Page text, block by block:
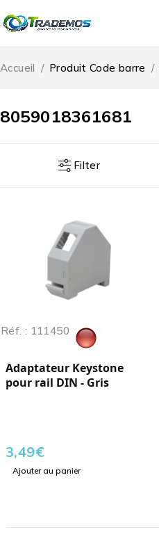
8059018361681
Accueil / Produit Code barre /
Filter
Réf. : 111450
Adaptateur Keystone
pour rail DIN - Gris
3,49€
Ajouter au panier